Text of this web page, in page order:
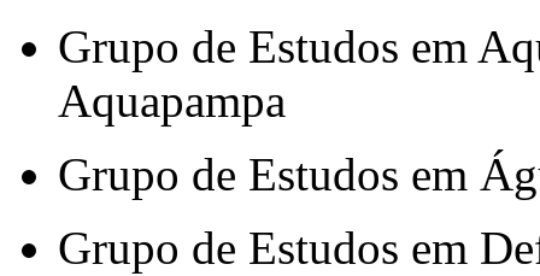
Grupo de Estudos em
Aquapampa
Grupo de Estudos em
Grupo de Estudos em